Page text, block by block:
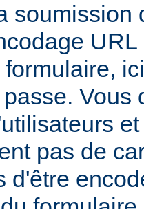
soumission
Vous
pas de
d'être